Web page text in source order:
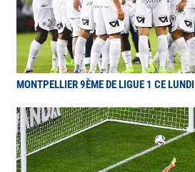
MONTPELLIER 9ÈME DE LIGUE 1 CE LUNDI